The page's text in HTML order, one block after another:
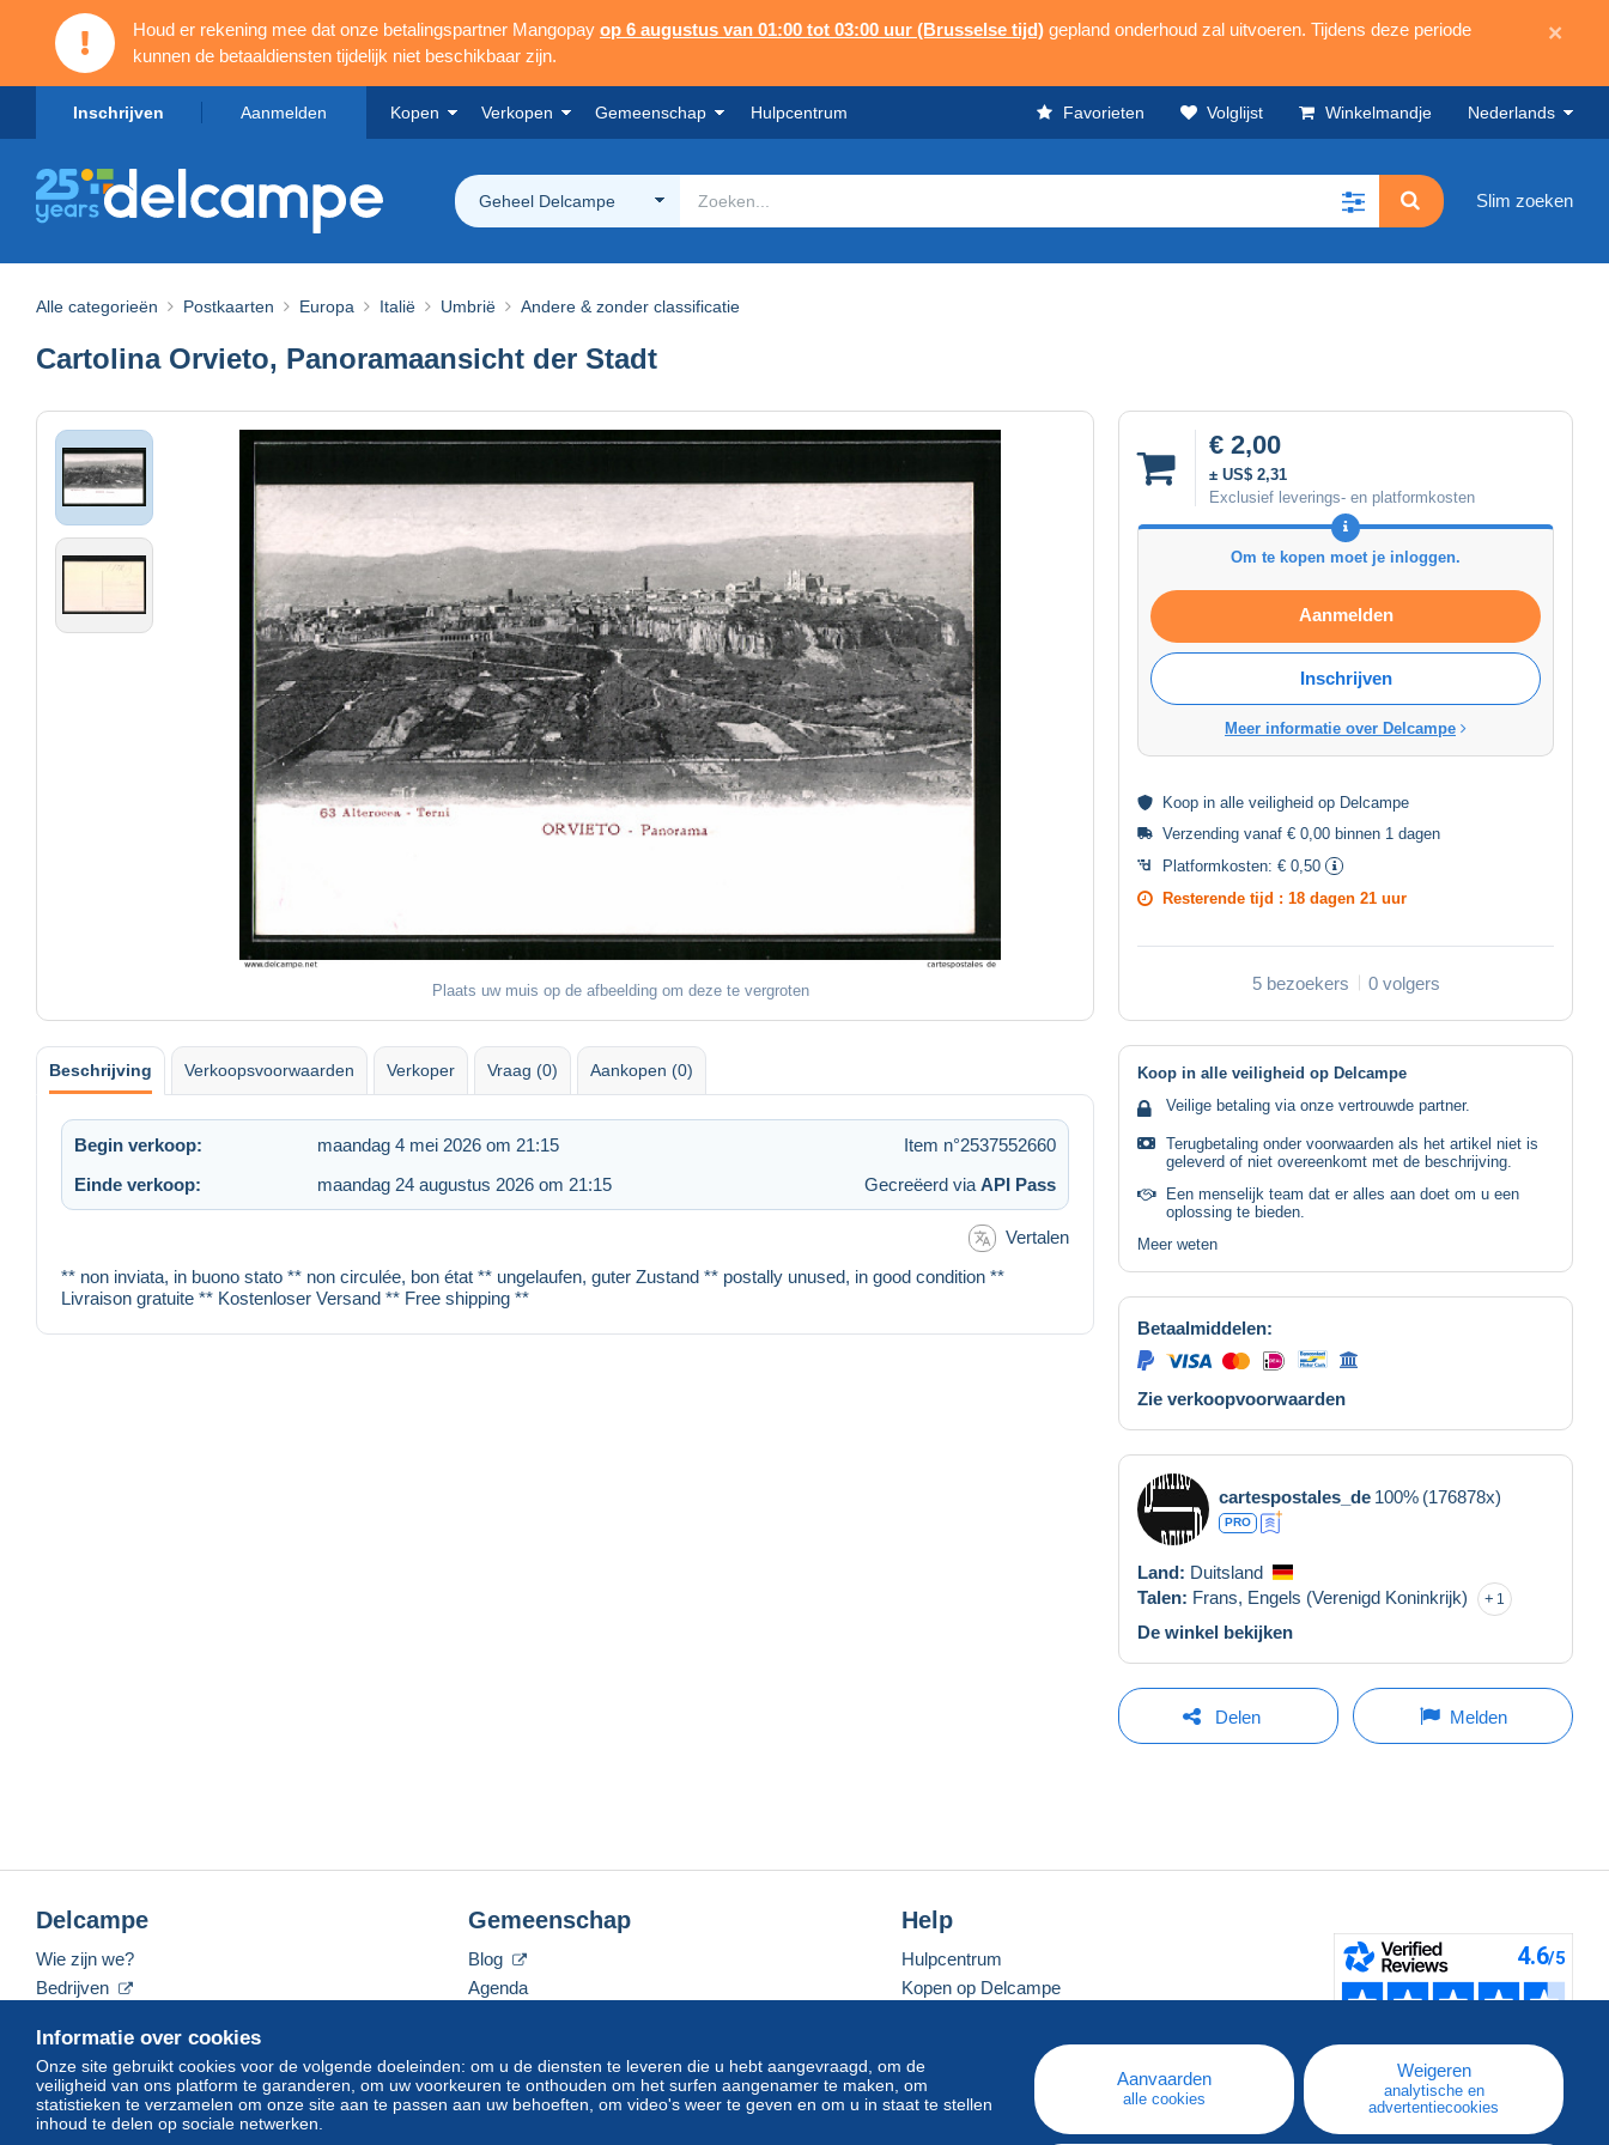
Houd er rekening mee dat onze betalingspartner Mangopay op 6 augustus van 01:00 tot 03:00 uur (Brusselse tijd) gepland onderhoud zal uitvoeren. Tijdens deze periode
kunnen de betaaldiensten tijdelijk niet beschikbaar zijn.
×
Inschrijven Aanmelden Kopen Verkopen Gemeenschap Hulpcentrum Favorieten Volglijst Winkelmandje Nederlands
Geheel Delcampe Slim zoeken
Alle categorieën Postkaarten Europa Italië Umbrië Andere & zonder classificatie
Cartolina Orvieto, Panoramaansicht der Stadt
Plaats uw muis op de afbeelding om deze te vergroten
€ 2,00
± US$ 2,31
Exclusief leverings- en platformkosten
Om te kopen moet je inloggen.
Aanmelden
Inschrijven
Meer informatie over Delcampe
Koop in alle veiligheid op Delcampe
Verzending vanaf € 0,00 binnen 1 dagen
Platformkosten: € 0,50
Resterende tijd : 18 dagen 21 uur
5 bezoekers 0 volgers
Beschrijving Verkoopsvoorwaarden Verkoper Vraag (0) Aankopen (0)
Begin verkoop: maandag 4 mei 2026 om 21:15
Item n°2537552660
Einde verkoop:
maandag 24 augustus 2026 om 21:15 Gecreëerd via API Pass
Vertalen
** non inviata, in buono stato ** non circulée, bon état ** ungelaufen, guter Zustand ** postally unused, in good condition **
Livraison gratuite ** Kostenloser Versand ** Free shipping **
Koop in alle veiligheid op Delcampe
Veilige betaling via onze vertrouwde partner.
Terugbetaling onder voorwaarden als het artikel niet is
geleverd of niet overeenkomt met de beschrijving.
Een menselijk team dat er alles aan doet om u een
oplossing te bieden.
Meer weten
Betaalmiddelen:
Zie verkoopvoorwaarden
cartespostales_de 100% (176878x)
PRO
Land: Duitsland
Talen: Frans, Engels (Verenigd Koninkrijk) 1
De winkel bekijken
Delen Melden
Informatie over cookies
Onze site gebruikt cookies voor de volgende doeleinden: om u de diensten te leveren die u hebt aangevraagd, om de
veiligheid van ons platform te garanderen, om uw voorkeuren te onthouden om het surfen aangenamer te maken, om
statistieken te verzamelen om onze site aan te passen aan uw behoeften, om video's weer te geven en om u in staat te stellen
inhoud te delen op sociale netwerken.
Aanvaarden
alle cookies
Weigeren
analytische en
advertentiecookies
Delcampe
Wie zijn we?
Bedrijven
Neem contact met ons op
Gemeenschap
Blog
Agenda
Help
Hulpcentrum
Kopen op Delcampe
Een beveiligde website